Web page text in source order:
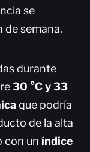
se
de semana.
durante
30 °C y 33
que podría
de la alta
con un índice